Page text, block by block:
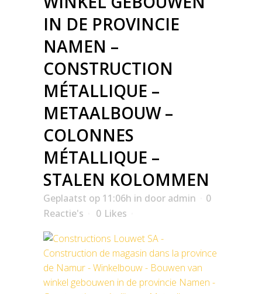
IN DE PROVINCIE
NAMEN –
CONSTRUCTION
MÉTALLIQUE –
METAALBOUW –
COLONNES
MÉTALLIQUE –
STALEN KOLOMMEN
Geplaatst op 11:06h in door admin
0
Reactie's
0 Likes